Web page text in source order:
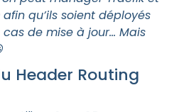
qu’ils soient déployés
de mise à jour… Mais
Header Routing